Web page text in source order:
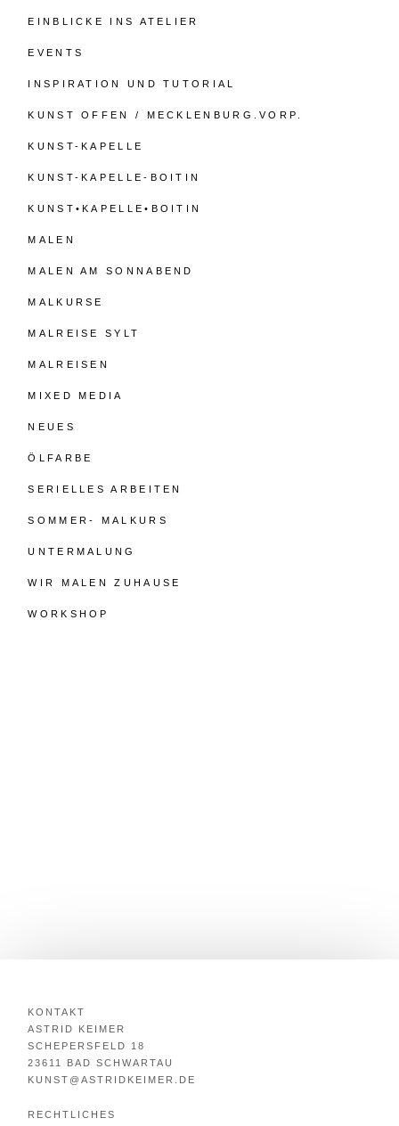
EINBLICKE INS ATELIER
EVENTS
INSPIRATION UND TUTORIAL
KUNST OFFEN / MECKLENBURG.VORP.
KUNST-KAPELLE
KUNST-KAPELLE-BOITIN
KUNST•KAPELLE•BOITIN
MALEN
MALEN AM SONNABEND
MALKURSE
MALREISE SYLT
MALREISEN
MIXED MEDIA
NEUES
ÖLFARBE
SERIELLES ARBEITEN
SOMMER- MALKURS
UNTERMALUNG
WIR MALEN ZUHAUSE
WORKSHOP
KONTAKT
ASTRID KEIMER
SCHEPERSFELD 18
23611 BAD SCHWARTAU
KUNST@ASTRIDKEIMER.DE
RECHTLICHES